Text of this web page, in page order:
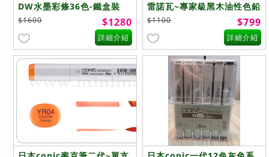
DW水墨彩條36色-鐵盒裝
$1600 $1280
詳細介紹
雷諾瓦~專家級黑木油性色鉛
筆~36色
$1100 $799
詳細介紹